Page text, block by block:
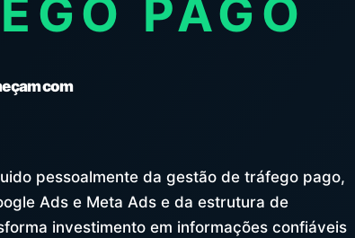
PAGO
com
pessoalmente da gestão de tráfego pago,
Ads e Meta Ads e da estrutura de
investimento em informações confiáveis